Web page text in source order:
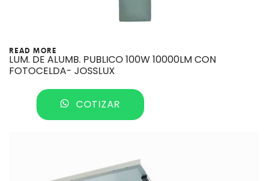
READ MORE
LUM. DE ALUMB. PUBLICO 100W 10000LM CON
FOTOCELDA- JOSSLUX
COTIZAR